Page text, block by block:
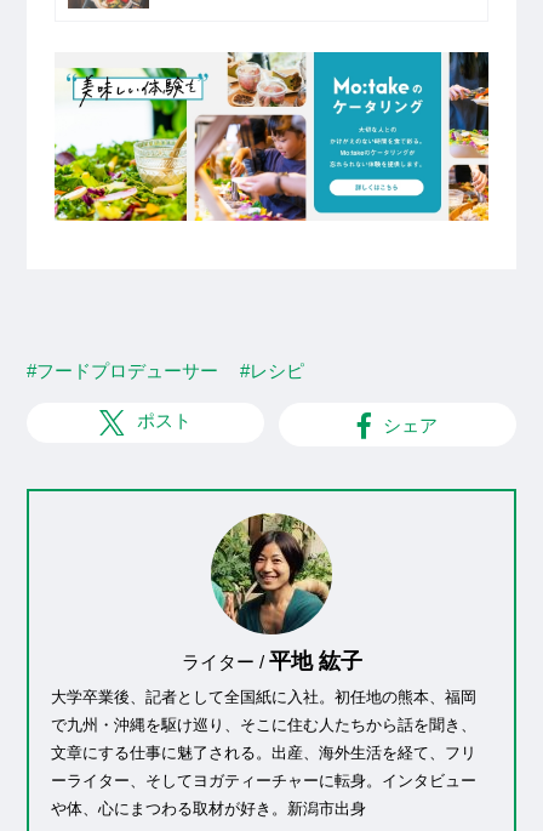
#フードプロデューサー #レシピ
ポスト シェア
ライター / 平地 紘子
大学卒業後、記者として全国紙に入社。初任地の熊本、福岡
で九州・沖縄を駆け巡り、そこに住む人たちから話を聞き、
文章にする仕事に魅了される。出産、海外生活を経て、フリ
ーライター、そしてヨガティーチャーに転身。インタビュー
や体、心にまつわる取材が好き。新潟市出身